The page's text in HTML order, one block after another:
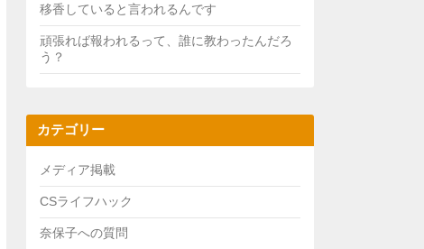
移香していると言われるんです
頑張れば報われるって、誰に教わったんだろ
う？
カテゴリー
メディア掲載
CSライフハック
奈保子への質問